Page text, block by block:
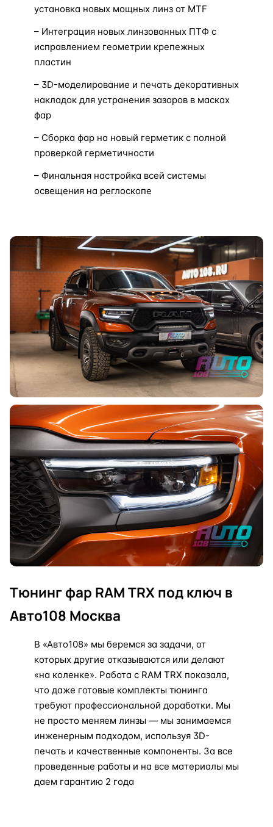
установка новых мощных линз от MTF
– Интеграция новых линзованных ПТФ с
исправлением геометрии крепежных
пластин
– 3D-моделирование и печать декоративных
накладок для устранения зазоров в масках
фар
– Сборка фар на новый герметик с полной
проверкой герметичности
– Финальная настройка всей системы
освещения на реглоскопе
Тюнинг фар RAM TRX под ключ в
Авто108 Москва
В «Авто108» мы беремся за задачи, от
которых другие отказываются или делают
«на коленке». Работа с RAM TRX показала,
что даже готовые комплекты тюнинга
требуют профессиональной доработки. Мы
не просто меняем линзы — мы занимаемся
инженерным подходом, используя 3D-
печать и качественные компоненты. За все
проведенные работы и на все материалы мы
даем гарантию 2 года